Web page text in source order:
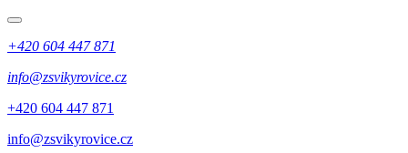
+420 604 447 871
info@zsvikyrovice.cz
+420 604 447 871
info@zsvikyrovice.cz